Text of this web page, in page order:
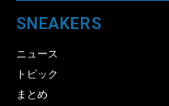
SNEAKERS
ニュース
トピック
まとめ